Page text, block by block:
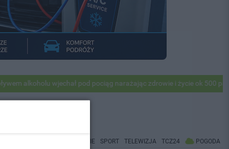
alkoholu wjechał pod pociąg narażając zdrowie i życie ok 500
CO BĘDZIE SPORT TELEWIZJA TCZ24 POGODA